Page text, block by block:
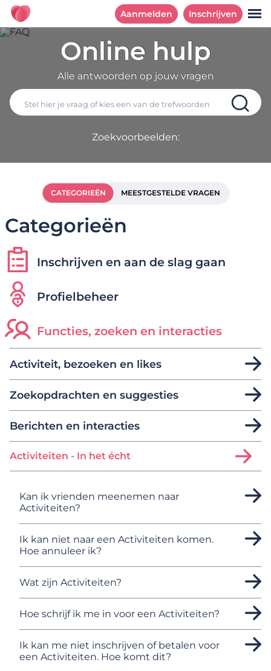
Aanmelden Inschrijven
Online hulp
Alle antwoorden op jouw vragen
Zoekvoorbeelden:
CATEGORIEËN MEESTGESTELDE VRAGEN
Categorieën
Inschrijven en aan de slag gaan
Profielbeheer
Functies, zoeken en interacties
Activiteit, bezoeken en likes
Zoekopdrachten en suggesties
Berichten en interacties
Activiteiten - In het écht
Kan ik vrienden meenemen naar
Activiteiten?
Ik kan niet naar een Activiteiten komen.
Hoe annuleer ik?
Wat zijn Activiteiten?
Hoe schrijf ik me in voor een Activiteiten?
Ik kan me niet inschrijven of betalen voor
een Activiteiten. Hoe komt dit?